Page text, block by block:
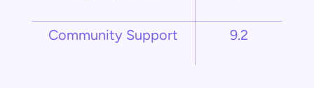
Community Support 9.2